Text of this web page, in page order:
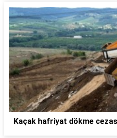
Kaçak hafriyat dökme